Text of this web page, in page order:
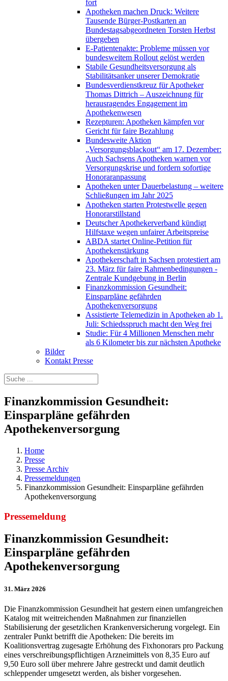
fort
Apotheken machen Druck: Weitere
Tausende Bürger-Postkarten an
Bundestagsabgeordneten Torsten Herbst
übergeben
E-Patientenakte: Probleme müssen vor
bundesweitem Rollout gelöst werden
Stabile Gesundheitsversorgung als
Stabilitätsanker unserer Demokratie
Bundesverdienstkreuz für Apotheker
Thomas Dittrich – Auszeichnung für
herausragendes Engagement im
Apothekenwesen
Rezepturen: Apotheken kämpfen vor
Gericht für faire Bezahlung
Bundesweite Aktion
„Versorgungsblackout“ am 17. Dezember:
Auch Sachsens Apotheken warnen vor
Versorgungskrise und fordern sofortige
Honoraranpassung
Apotheken unter Dauerbelastung – weitere
Schließungen im Jahr 2025
Apotheken starten Protestwelle gegen
Honorarstillstand
Deutscher Apothekerverband kündigt
Hilfstaxe wegen unfairer Arbeitspreise
ABDA startet Online-Petition für
Apothekenstärkung
Apothekerschaft in Sachsen protestiert am
23. März für faire Rahmenbedingungen -
Zentrale Kundgebung in Berlin
Finanzkommission Gesundheit:
Einsparpläne gefährden
Apothekenversorgung
Assistierte Telemedizin in Apotheken ab 1.
Juli: Schiedsspruch macht den Weg frei
Studie: Für 4 Millionen Menschen mehr
als 6 Kilometer bis zur nächsten Apotheke
Bilder
Kontakt Presse
Finanzkommission Gesundheit:
Einsparpläne gefährden
Apothekenversorgung
Home
Presse
Presse Archiv
Pressemeldungen
Finanzkommission Gesundheit: Einsparpläne gefährden
Apothekenversorgung
Pressemeldung
Finanzkommission Gesundheit:
Einsparpläne gefährden
Apothekenversorgung
31. März 2026
Die Finanzkommission Gesundheit hat gestern einen umfangreichen
Katalog mit weitreichenden Maßnahmen zur finanziellen
Stabilisierung der gesetzlichen Krankenversicherung vorgelegt. Ein
zentraler Punkt betrifft die Apotheken: Die bereits im
Koalitionsvertrag zugesagte Erhöhung des Fixhonorars pro Packung
eines verschreibungspflichtigen Arzneimittels von 8,35 Euro auf
9,50 Euro soll über mehrere Jahre gestreckt und damit deutlich
schleppender umgesetzt werden, als bisher vorgesehen.